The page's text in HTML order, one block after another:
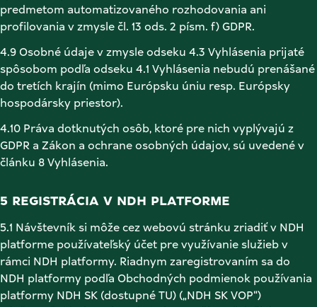
predmetom automatizovaného rozhodovania ani
profilovania v zmysle čl. 13 ods. 2 písm. f) GDPR.
4.9 Osobné údaje v zmysle odseku 4.3 Vyhlásenia prijaté
spôsobom podľa odseku 4.1 Vyhlásenia nebudú prenášané
do tretích krajín (mimo Európsku úniu resp. Európsky
hospodársky priestor).
4.10 Práva dotknutých osôb, ktoré pre nich vyplývajú z
GDPR a Zákon a ochrane osobných údajov, sú uvedené v
článku 8 Vyhlásenia.
5 REGISTRÁCIA V NDH PLATFORME
5.1 Návštevník si môže cez webovú stránku zriadiť v NDH
platforme používateľský účet pre využívanie služieb v
rámci NDH platformy. Riadnym zaregistrovaním sa do
NDH platformy podľa Obchodných podmienok používania
platformy NDH SK (dostupné TU) („NDH SK VOP“)